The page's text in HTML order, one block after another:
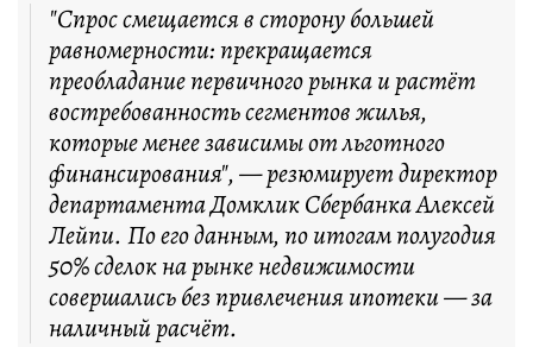
"Спрос смещается в сторону большей
равномерности: прекращается
преобладание первичного рынка и растёт
востребованность сегментов жилья,
которые менее зависимы от льготного
финансирования", — резюмирует директор
департамента Домклик Сбербанка Алексей
Лейпи. По его данным, по итогам полугодия
50% сделок на рынке недвижимости
совершались без привлечения ипотеки — за
наличный расчёт.